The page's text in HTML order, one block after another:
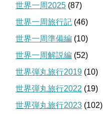
世界一周2025 (87)
世界一周旅行記 (46)
世界一周準備編 (10)
世界一周解説編 (52)
世界弾丸旅行2019 (10)
世界弾丸旅行2022 (19)
世界弾丸旅行2023 (102)